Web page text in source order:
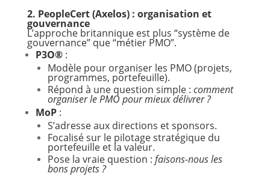
2. PeopleCert (Axelos) : organisation et
gouvernance
L’approche britannique est plus “système de
gouvernance” que “métier PMO”.
P3O®:
Modèle pour organiser les PMO (projets,
programmes, portefeuille).
Répond à une question simple : comment
organiser le PMO pour mieux délivrer ?
MoP:
S’adresse aux directions et sponsors.
Focalisé sur le pilotage stratégique du
portefeuille et la valeur.
Pose la vraie question : faisons-nous les
bons projets ?